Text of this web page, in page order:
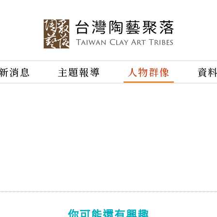
消息 主題報導 人物群像 資